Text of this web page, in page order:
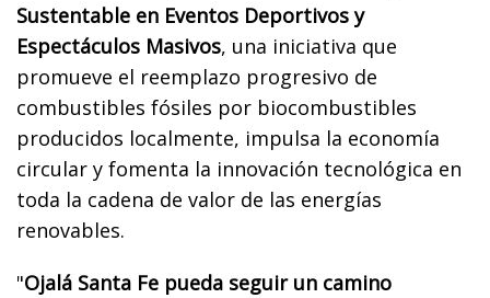
Sustentable en Eventos Deportivos y
Espectáculos Masivos, una iniciativa que
promueve el reemplazo progresivo de
combustibles fósiles por biocombustibles
producidos localmente, impulsa la economía
circular y fomenta la innovación tecnológica en
toda la cadena de valor de las energías
renovables.
"Ojalá Santa Fe pueda seguir un camino